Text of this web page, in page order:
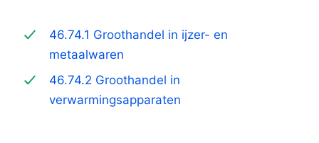
46.74.1 Groothandel in ijzer- en
metaalwaren
46.74.2 Groothandel in
verwarmingsapparaten